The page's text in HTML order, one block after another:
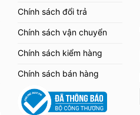
Chính sách đổi trả
Chính sách vận chuyển
Chính sách kiểm hàng
Chính sách bán hàng